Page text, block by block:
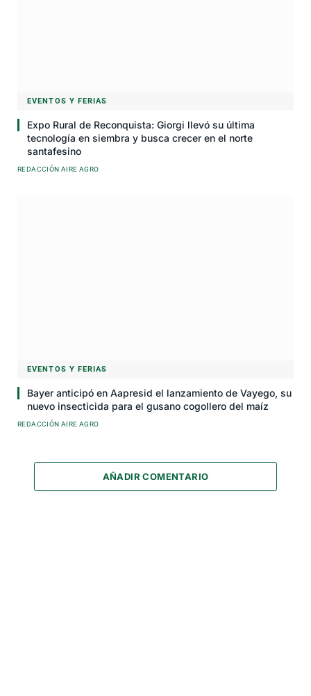
EVENTOS Y FERIAS
Expo Rural de Reconquista: Giorgi llevó su última
tecnología en siembra y busca crecer en el norte
santafesino
REDACCIÓN AIRE AGRO
EVENTOS Y FERIAS
Bayer anticipó en Aapresid el lanzamiento de Vayego, su
nuevo insecticida para el gusano cogollero del maíz
REDACCIÓN AIRE AGRO
AÑADIR COMENTARIO